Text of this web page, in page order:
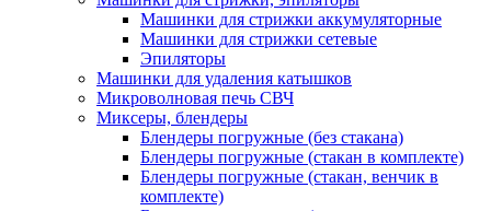
Машинки для стрижки аккумуляторные
Машинки для стрижки сетевые
Эпиляторы
Машинки для удаления катышков
Микроволновая печь СВЧ
Миксеры, блендеры
Блендеры погружные (без стакана)
Блендеры погружные (стакан в комплекте)
Блендеры погружные (стакан, венчик в
комплекте)